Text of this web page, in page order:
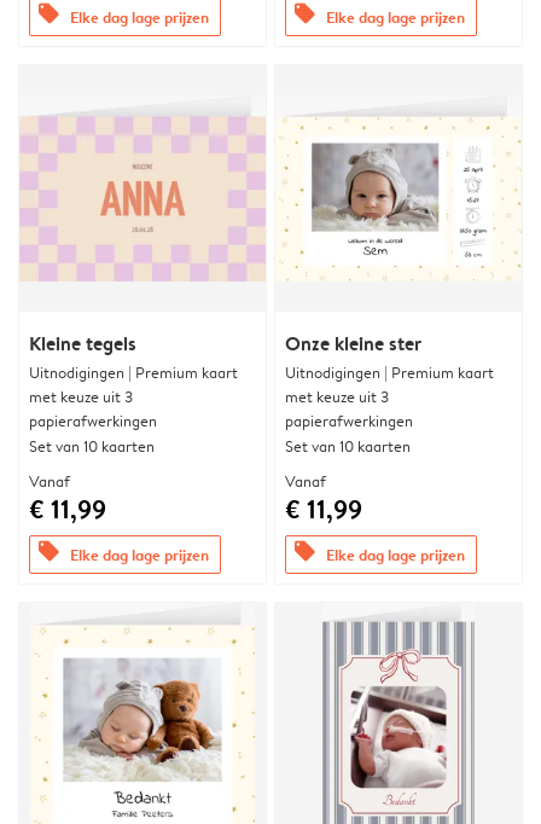
offers Elke dag lage prijzen offers Elke dag lage prijzen
Kleine tegels
Uitnodigingen | Premium kaart
met keuze uit 3
papierafwerkingen
Set van 10 kaarten
Vanaf
€ 11,99
offers Elke dag lage prijzen
Onze kleine ster
Uitnodigingen | Premium kaart
met keuze uit 3
papierafwerkingen
Set van 10 kaarten
Vanaf
€ 11,99
offers Elke dag lage prijzen